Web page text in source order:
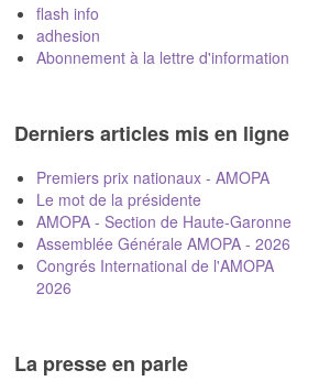
flash info
adhesion
Abonnement à la lettre d'information
Derniers articles mis en ligne
Premiers prix nationaux - AMOPA
Le mot de la présidente
AMOPA - Section de Haute-Garonne
Assemblée Générale AMOPA - 2026
Congrés International de l'AMOPA
2026
La presse en parle